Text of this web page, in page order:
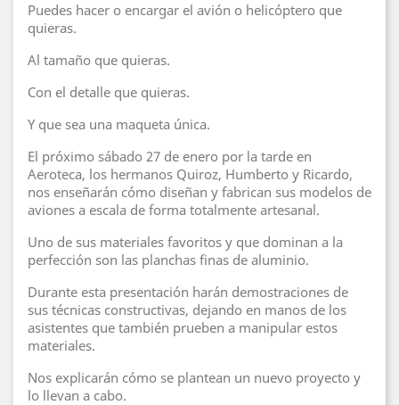
Puedes hacer o encargar el avión o helicóptero que
quieras.
Al tamaño que quieras.
Con el detalle que quieras.
Y que sea una maqueta única.
El próximo sábado 27 de enero por la tarde en
Aeroteca, los hermanos Quiroz, Humberto y Ricardo,
nos enseñarán cómo diseñan y fabrican sus modelos de
aviones a escala de forma totalmente artesanal.
Uno de sus materiales favoritos y que dominan a la
perfección son las planchas finas de aluminio.
Durante esta presentación harán demostraciones de
sus técnicas constructivas, dejando en manos de los
asistentes que también prueben a manipular estos
materiales.
Nos explicarán cómo se plantean un nuevo proyecto y
lo llevan a cabo.